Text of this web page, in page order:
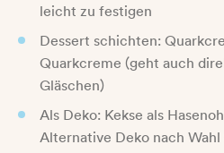
leicht zu festigen
Dessert schichten:
Quarkcreme (geht auch
Gläschen)
Als Deko: Kekse als
Alternative Deko nach